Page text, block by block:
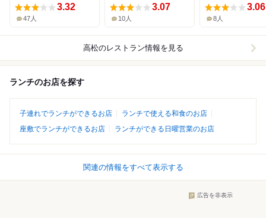
3.32
47人
3.07
10人
3.06
8人
高松のレストラン情報を見る
ランチのお店を探す
子連れでランチができるお店
ランチで使える和食のお店
座敷でランチができるお店
ランチができる日曜営業のお店
関連の情報をすべて表示する
広告を非表示